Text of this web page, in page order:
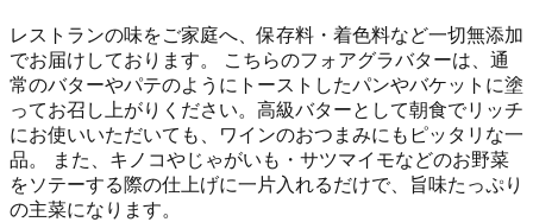
レストランの味をご家庭へ、保存料・着色料など一切無添加
でお届けしております。 こちらのフォアグラバターは、通
常のバターやパテのようにトーストしたパンやバケットに塗
ってお召し上がりください。高級バターとして朝食でリッチ
にお使いいただいても、ワインのおつまみにもピッタリな一
品。 また、キノコやじゃがいも・サツマイモなどのお野菜
をソテーする際の仕上げに一片入れるだけで、旨味たっぷり
の主菜になります。